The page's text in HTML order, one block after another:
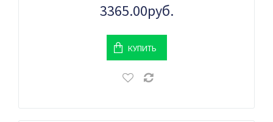
3365.00руб.
КУПИТЬ